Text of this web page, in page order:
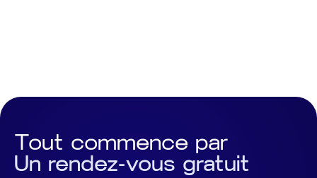
Tout commence par
Un rendez-vous gratuit